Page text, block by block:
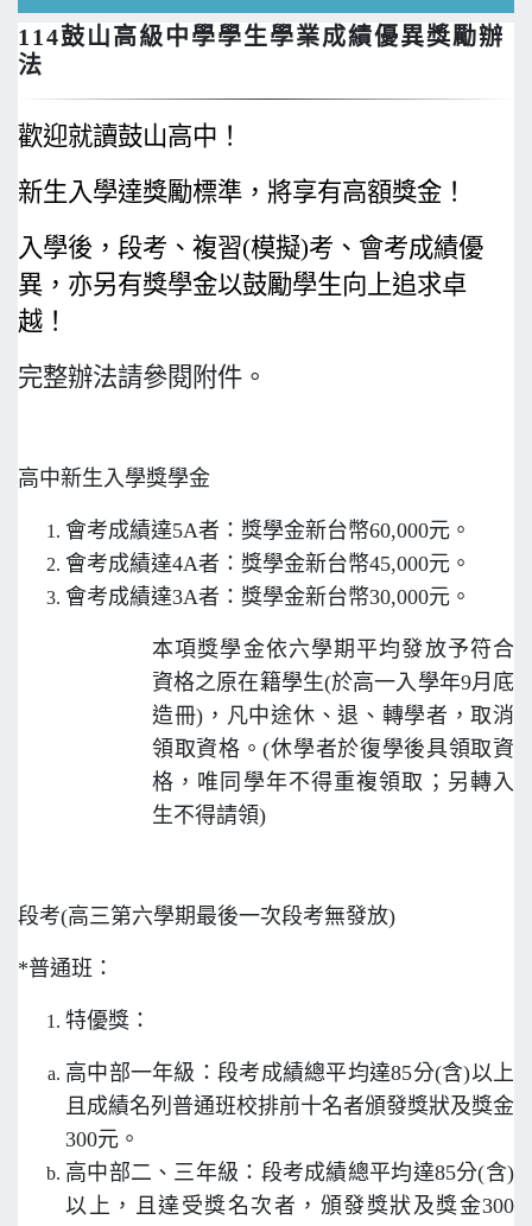
114鼓山高級中學學生學業成績優異獎勵辦
法
歡迎就讀鼓山高中！
新生入學達獎勵標準，將享有高額獎金！
入學後，段考、複習(模擬)考、會考成績優
異，亦另有獎學金以鼓勵學生向上追求卓
越！
完整辦法請參閱附件。
高中新生入學獎學金
會考成績達5A者：獎學金新台幣60,000元。
會考成績達4A者：獎學金新台幣45,000元。
會考成績達3A者：獎學金新台幣30,000元。
本項獎學金依六學期平均發放予符合
資格之原在籍學生(於高一入學年9月底
造冊)，凡中途休、退、轉學者，取消
領取資格。(休學者於復學後具領取資
格，唯同學年不得重複領取；另轉入
生不得請領)
段考(高三第六學期最後一次段考無發放)
*普通班：
特優獎：
高中部一年級：段考成績總平均達85分(含)以上
且成績名列普通班校排前十名者頒發獎狀及獎金
300元。
高中部二、三年級：段考成績總平均達85分(含)
以上，且達受獎名次者，頒發獎狀及獎金300